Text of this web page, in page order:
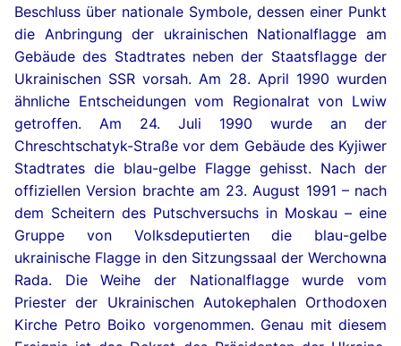
Beschluss über nationale Symbole, dessen einer Punkt
die Anbringung der ukrainischen Nationalflagge am
Gebäude des Stadtrates neben der Staatsflagge der
Ukrainischen SSR vorsah. Am 28. April 1990 wurden
ähnliche Entscheidungen vom Regionalrat von Lwiw
getroffen. Am 24. Juli 1990 wurde an der
Chreschtschatyk-Straße vor dem Gebäude des Kyjiwer
Stadtrates die blau-gelbe Flagge gehisst. Nach der
offiziellen Version brachte am 23. August 1991 – nach
dem Scheitern des Putschversuchs in Moskau – eine
Gruppe von Volksdeputierten die blau-gelbe
ukrainische Flagge in den Sitzungssaal der Werchowna
Rada. Die Weihe der Nationalflagge wurde vom
Priester der Ukrainischen Autokephalen Orthodoxen
Kirche Petro Boiko vorgenommen. Genau mit diesem